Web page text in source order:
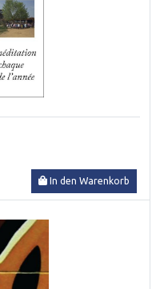
In den Warenkorb